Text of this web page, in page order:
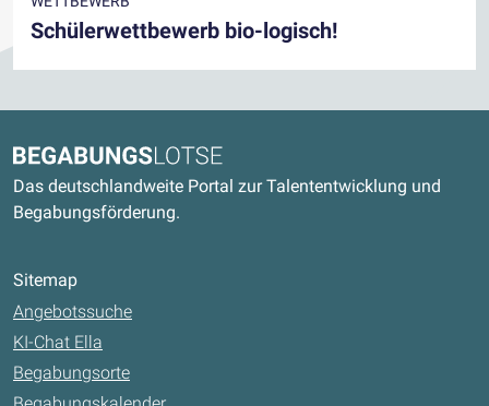
Schülerwettbewerb bio-logisch!
Begabungslotse
Das deutschlandweite Portal zur Talententwicklung und
Begabungsförderung.
Sitemap
Angebotssuche
KI-Chat Ella
Begabungsorte